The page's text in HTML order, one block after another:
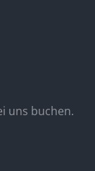
uns buchen.